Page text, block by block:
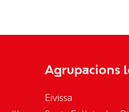
Agrupacions
Eivissa